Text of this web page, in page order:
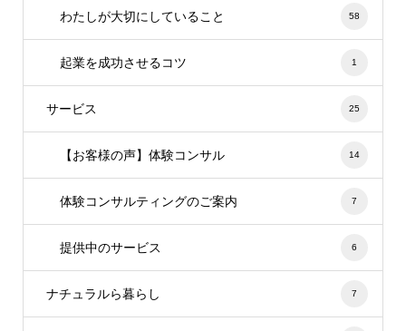
わたしが大切にしていること 58
起業を成功させるコツ 1
サービス 25
【お客様の声】体験コンサル 14
体験コンサルティングのご案内 7
提供中のサービス 6
ナチュラルら暮らし 7